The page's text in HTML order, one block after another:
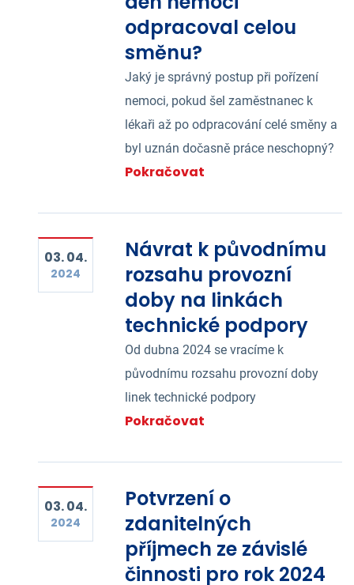
odpracoval celou
směnu?
Jaký je správný postup při pořízení
nemoci, pokud šel zaměstnanec k
lékaři až po odpracování celé směny a
byl uznán dočasně práce neschopný?
Pokračovat
03. 04.
2024
Návrat k původnímu
rozsahu provozní
doby na linkách
technické podpory
Od dubna 2024 se vracíme k
původnímu rozsahu provozní doby
linek technické podpory
Pokračovat
03. 04.
2024
Potvrzení o
zdanitelných
příjmech ze závislé
činnosti pro rok 2024